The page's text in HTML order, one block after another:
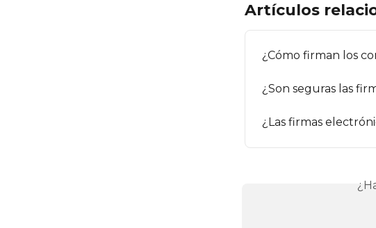
Artículos
¿Cómo firman los
¿Son seguras las
¿Las firmas